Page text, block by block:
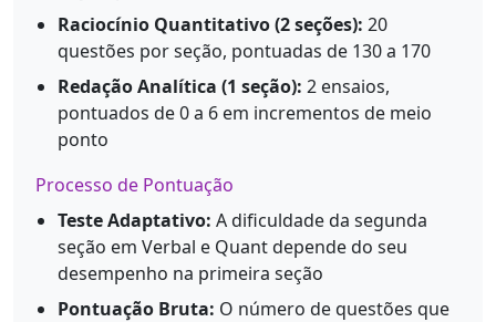
Raciocínio Quantitativo (2 seções): 20
questões por seção, pontuadas de 130 a 170
Redação Analítica (1 seção): 2 ensaios,
pontuados de 0 a 6 em incrementos de meio
ponto
Processo de Pontuação
Teste Adaptativo: A dificuldade da segunda
seção em Verbal e Quant depende do seu
desempenho na primeira seção
Pontuação Bruta: O número de questões que